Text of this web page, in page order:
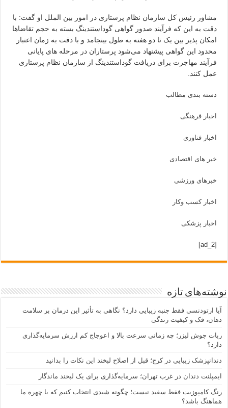
مشاور رئیس کل سازمان نظام پرستاری در امور بین الملل او گفت: با
دقت به این که فرآیند صدور گواهی گوداستندینگ بسته به حجم تقاضاها
امکان پذیر بین یک تا دو هفته به طول بینجامد و با دقت به زمان اعتبار
محدود این گواهی پیشنهاد می‌شود پرستاران در مرحله های پایانی
فرآیند مهاجرت برای دریافت گوداستندینگ از سازمان نظام پرستاری
عمل کنند.
دسته بندی مطالب
اخبار فرهنگی
اخبار فناوری
خبر های اقتصادی
خبرهای ورزشی
اخبار کسب وکار
اخبار پزشکی
[ad_2]
نوشته‌های تازه
آیا ارتودنسی فقط جنبه زیبایی دارد؟ نگاهی به تأثیر این درمان بر سلامت
دهان، فک و کیفیت زندگی
ربات جوش لیزر؛ چه زمانی سرعت بالا و اعوجاج کم ارزش سرمایه‌گذاری
دارد؟
دندانپزشک زیبایی در کرج؛ قبل از اصلاح لبخند این نکات را بدانید
ایمپلنت دندان در غرب تهران؛ سرمایه‌گذاری برای یک لبخند ماندگار
رنگ کامپوزیت فقط سفید نیست؛ چگونه شیدی انتخاب کنیم که با چهره ما
هماهنگ باشد؟